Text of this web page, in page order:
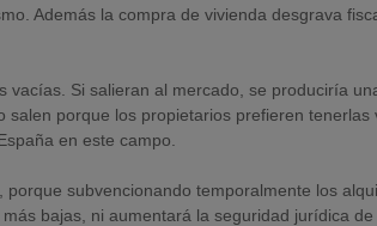
Además la compra de vivienda desgrava
Si salieran al mercado, se produciría
porque los propietarios prefieren tenerlas
en este campo.
subvencionando temporalmente los
bajas, ni aumentará la seguridad jurídica